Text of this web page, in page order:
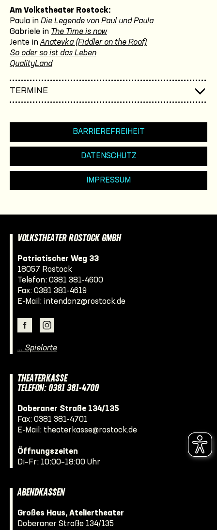
Am Volkstheater Rostock:
Paula in Die Legende von Paul und Paula
Gabriele in The Time is now
Jente in Anatevka (Fiddler on the Roof)
So oder so ist das Leben
QualityLand
TERMINE
BARRIEREFREIHEIT
DATENSCHUTZ
IMPRESSUM
VOLKSTHEATER ROSTOCK GMBH
Patriotischer Weg 33
18057 Rostock
Telefon: 0381 381-4600
Fax: 0381 381-4619
E-Mail: intendanz@rostock.de
… Spielorte
THEATERKASSE
TELEFON: 0381 381-4700
Doberaner Straße 134/135
Fax: 0381 381-4701
E-Mail: theaterkasse@rostock.de
Öffnungszeiten
Di–Fr: 10:00–18:00 Uhr
ABENDKASSEN
Großes Haus, Ateliertheater
Doberaner Straße 134/135